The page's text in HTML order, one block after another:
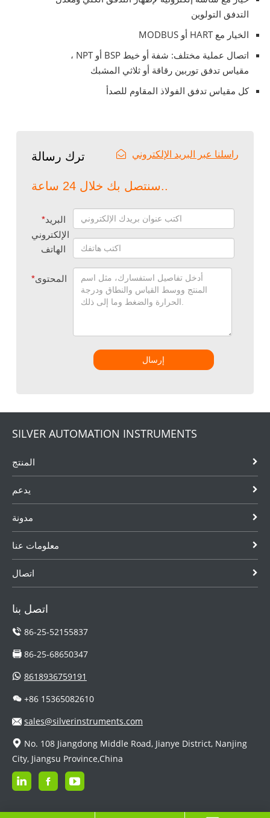
التدفق التولوين
الخيار مع HART أو MODBUS
اتصال عملية مختلف: شفة أو خيط BSP أو NPT ،
مقياس تدفق توربين رقاقة أو ثلاثي المشبك
كل مقياس تدفق الفولاذ المقاوم للصدأ
ترك رسالة راسلنا عبر البريد الإلكتروني
سنتصل بك خلال 24 ساعة..
*البريد
الإلكتروني
الهاتف
*المحتوى
إرسال
SILVER AUTOMATION INSTRUMENTS
المنتج
يدعم
مدونة
معلومات عنا
اتصال
اتصل بنا
86-25-52155837
86-25-68650347
8618936759191
+86 15365082610
sales@silverinstruments.com
No. 108 Jiangdong Middle Road, Jianye District, Nanjing
City, Jiangsu Province,China